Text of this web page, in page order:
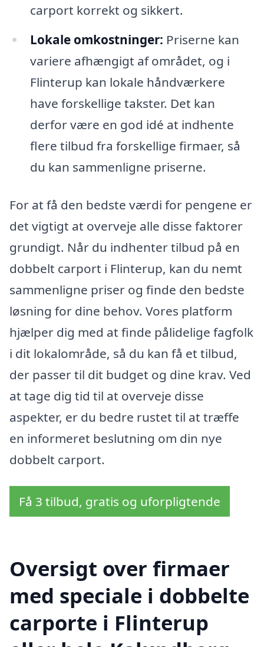
carport korrekt og sikkert.
Lokale omkostninger: Priserne kan
variere afhængigt af området, og i
Flinterup kan lokale håndværkere
have forskellige takster. Det kan
derfor være en god idé at indhente
flere tilbud fra forskellige firmaer, så
du kan sammenligne priserne.
For at få den bedste værdi for pengene er
det vigtigt at overveje alle disse faktorer
grundigt. Når du indhenter tilbud på en
dobbelt carport i Flinterup, kan du nemt
sammenligne priser og finde den bedste
løsning for dine behov. Vores platform
hjælper dig med at finde pålidelige fagfolk
i dit lokalområde, så du kan få et tilbud,
der passer til dit budget og dine krav. Ved
at tage dig tid til at overveje disse
aspekter, er du bedre rustet til at træffe
en informeret beslutning om din nye
dobbelt carport.
Få 3 tilbud, gratis og uforpligtende
Oversigt over firmaer
med speciale i dobbelte
carporte i Flinterup